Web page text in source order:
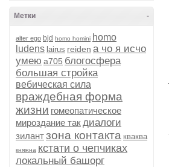
-
Метки
alter ego bjd homo homini homo
ludens lairus reiden а чо я исчо
умею а705 блогосфера
большая стройка
вебическая сила
враждебная форма
жизни гомеопатическое
мироздание такдиалоги
зилантзона контакта кваква
княжна кстати о чепчиках
локальный башорг